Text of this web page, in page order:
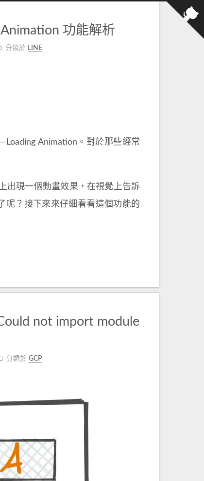
功能解析
分類於 LINE
Animation。對於那些經常
出現一個動畫效果，在視覺上告訴
呢？接下來來仔細看看這個功能的
not import module
分類於 GCP